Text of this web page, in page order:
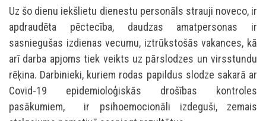
Uz šo dienu iekšlietu dienestu personāls strauji noveco, ir
apdraudēta pēctecība, daudzas amatpersonas ir
sasniegušas izdienas vecumu, iztrūkstošās vakances, kā
arī darba apjoms tiek veikts uz pārslodzes un virsstundu
rēķina. Darbinieki, kuriem rodas papildus slodze sakarā ar
Covid-19 epidemioloģiskās drošības kontroles
pasākumiem, ir psihoemocionāli izdeguši, zemais